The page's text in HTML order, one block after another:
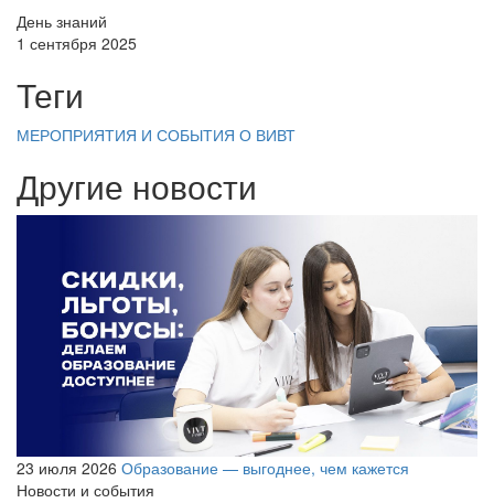
День знаний
1 сентября 2025
Теги
МЕРОПРИЯТИЯ И СОБЫТИЯ О ВИВТ
Другие новости
23 июля 2026 Образование — выгоднее, чем кажется
Новости и события